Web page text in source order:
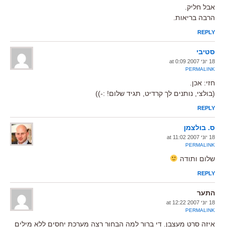
אבל חליק.
הרבה בריאות.
REPLY
סטיבי
18 יוני 2007 at 0:09
PERMALINK
חזי: אכן.
(בולצי, נותנים לך קרדיט, תגיד שלום! :-))
REPLY
ס. בולצמן
18 יוני 2007 at 11:02
PERMALINK
שלום ותודה
REPLY
התער
18 יוני 2007 at 12:22
PERMALINK
איזה סרט מעצבן. די ברור למה הבחור רצה מערכת יחסים ללא מילים